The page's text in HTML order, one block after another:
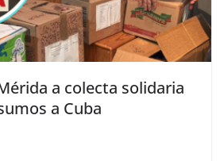
a colecta solidaria
a Cuba